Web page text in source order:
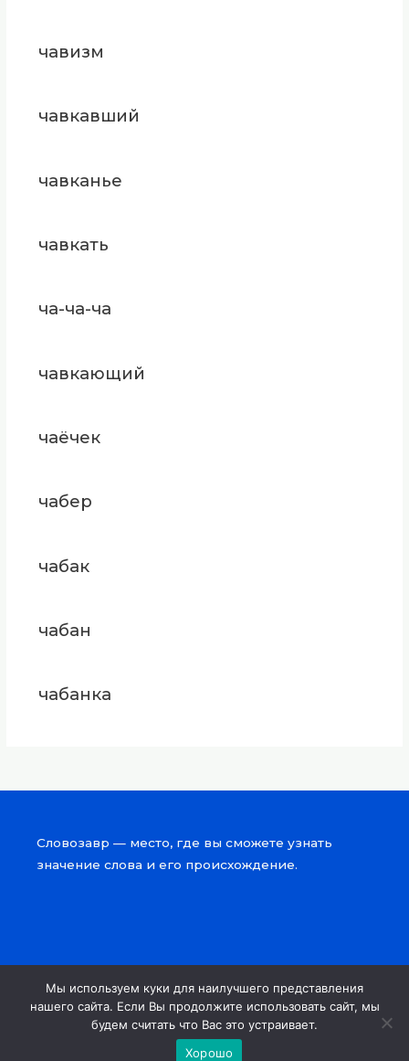
чавизм
чавкавший
чавканье
чавкать
ча-ча-ча
чавкающий
чаёчек
чабер
чабак
чабан
чабанка
Словозавр — место, где вы сможете узнать
значение слова и его происхождение.
Copyright © 2026 Словозавр
Powered by Словозавр
Мы используем куки для наилучшего представления
нашего сайта. Если Вы продолжите использовать сайт, мы
будем считать что Вас это устраивает.
Хорошо